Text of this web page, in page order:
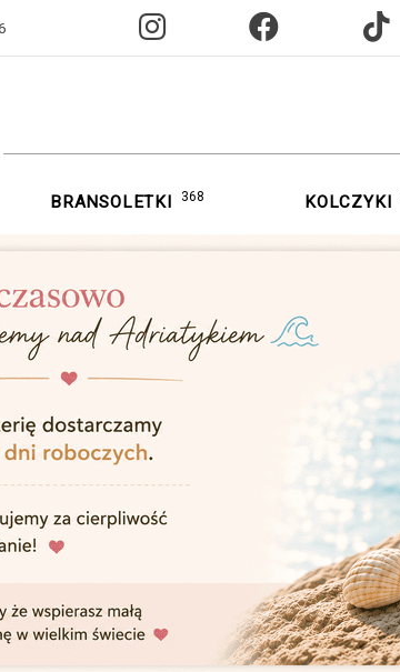
BRANSOLETKI 368 KOLCZYKI